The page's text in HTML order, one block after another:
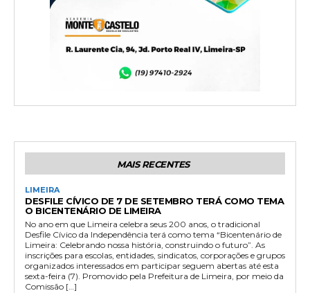
MAIS RECENTES
LIMEIRA
DESFILE CÍVICO DE 7 DE SETEMBRO TERÁ COMO TEMA
O BICENTENÁRIO DE LIMEIRA
No ano em que Limeira celebra seus 200 anos, o tradicional
Desfile Cívico da Independência terá como tema “Bicentenário de
Limeira: Celebrando nossa história, construindo o futuro”. As
inscrições para escolas, entidades, sindicatos, corporações e grupos
organizados interessados em participar seguem abertas até esta
sexta-feira (7). Promovido pela Prefeitura de Limeira, por meio da
Comissão […]